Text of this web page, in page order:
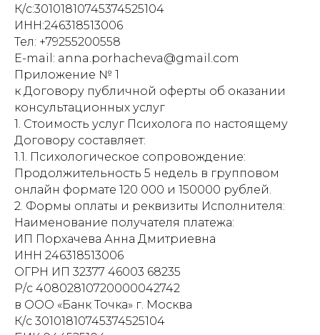
К/с:30101810745374525104
ИНН:246318513006
Тел: +79255200558
E-mail: anna.porhacheva@gmail.com
Приложение № 1
к Договору публичной оферты об оказании
консультационных услуг
1. Стоимость услуг Психолога по настоящему
Договору составляет:
1.1. Психологическое сопровождение:
Продолжительность 5 недель в групповом
онлайн формате 120 000 и 150000 рублей.
2. Формы оплаты и реквизиты Исполнителя:
Наименование получателя платежа:
ИП Порхачева Анна Дмитриевна
ИНН 246318513006
ОГРН ИП 32377 46003 68235
Р/с 40802810720000042742
в ООО «Банк Точка» г. Москва
К/с 30101810745374525104